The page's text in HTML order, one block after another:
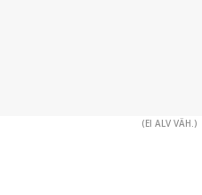
(EI ALV VÄH.)